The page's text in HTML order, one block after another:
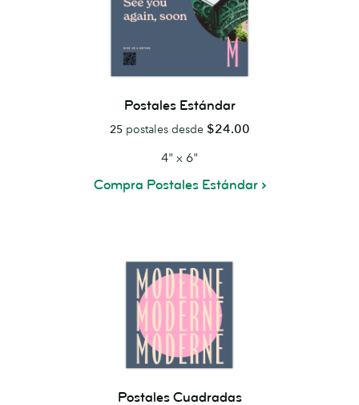
Postales Estándar
25postales desde $24.00
4" x 6"
Compra Postales Estándar
Postales Cuadradas